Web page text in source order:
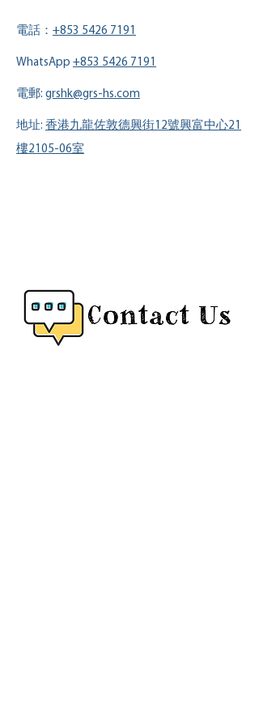
電話： +853 5426 7191
WhatsApp +853 5426 7191
電郵: grshk@grs-hs.com
地址: 香港九龍佐敦德興街12號興富中心21
樓2105-06室